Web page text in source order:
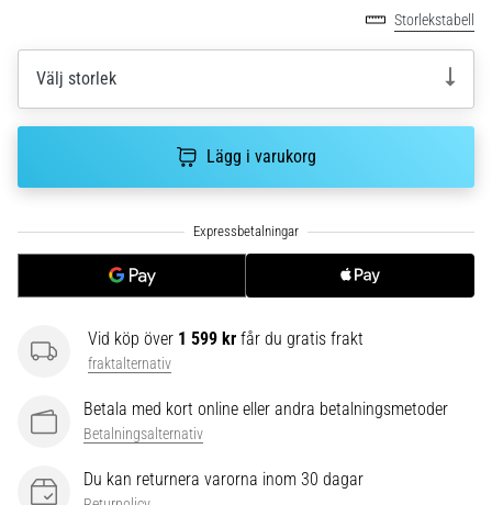
det
korrekt,
det…
6. 8. 2026
9 min. läsning
Löparknä:
Orsaker,
och
förebyggande
Löparknä,
Storlekstabell
Välj storlek
Lägg i varukorg
Vid köp över 1 599 kr får du gratis frakt
fraktalternativ
Betala med kort online eller andra betalningsmetoder
Betalningsalternativ
Du kan returnera varorna inom 30 dagar